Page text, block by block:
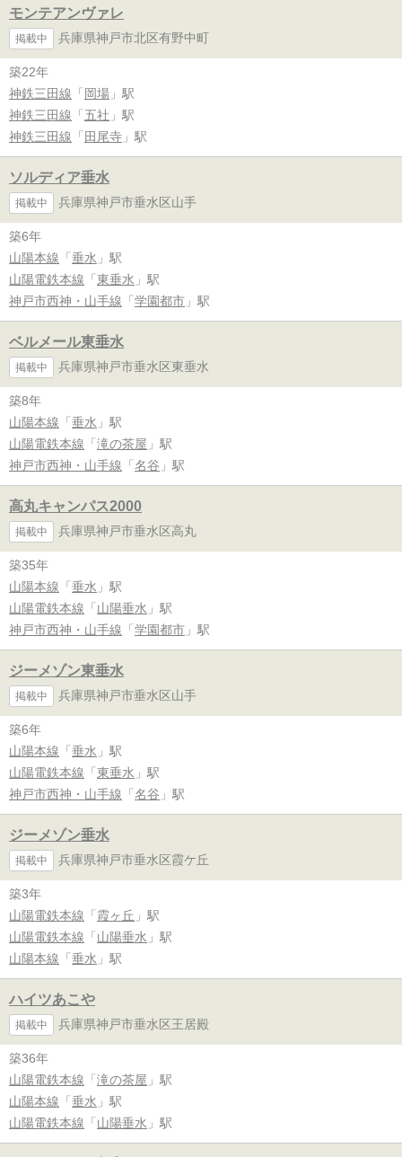
モンテアンヴァレ
掲載中 兵庫県神戸市北区有野中町
築22年
神鉄三田線 「 岡場 」駅
神鉄三田線 「 五社 」駅
神鉄三田線 「 田尾寺 」駅
ソルディア垂水
掲載中 兵庫県神戸市垂水区山手
築6年
山陽本線 「 垂水 」駅
山陽電鉄本線 「 東垂水 」駅
神戸市西神・山手線 「 学園都市 」駅
ベルメール東垂水
掲載中 兵庫県神戸市垂水区東垂水
築8年
山陽本線 「 垂水 」駅
山陽電鉄本線 「 滝の茶屋 」駅
神戸市西神・山手線 「 名谷 」駅
高丸キャンパス2000
掲載中 兵庫県神戸市垂水区高丸
築35年
山陽本線 「 垂水 」駅
山陽電鉄本線 「 山陽垂水 」駅
神戸市西神・山手線 「 学園都市 」駅
ジーメゾン東垂水
掲載中 兵庫県神戸市垂水区山手
築6年
山陽本線 「 垂水 」駅
山陽電鉄本線 「 東垂水 」駅
神戸市西神・山手線 「 名谷 」駅
ジーメゾン垂水
掲載中 兵庫県神戸市垂水区霞ケ丘
築3年
山陽電鉄本線 「 霞ヶ丘 」駅
山陽電鉄本線 「 山陽垂水 」駅
山陽本線 「 垂水 」駅
ハイツあこや
掲載中 兵庫県神戸市垂水区王居殿
築36年
山陽電鉄本線 「 滝の茶屋 」駅
山陽本線 「 垂水 」駅
山陽電鉄本線 「 山陽垂水 」駅